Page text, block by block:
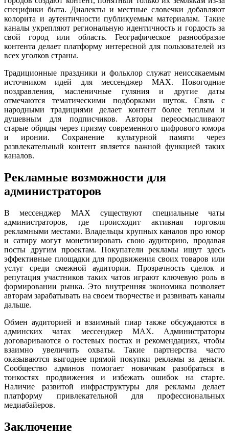
специфики быта. Диалекты и местные словечки добавляют
колорита и аутентичности публикуемым материалам. Такие
каналы укрепляют региональную идентичность и гордость за
свой город или область. Географическое разнообразие
контента делает платформу интересной для пользователей из
всех уголков страны.
Традиционные праздники и фольклор служат неиссякаемым
источником идей для мессенджер MAX. Новогодние
поздравления, масленичные гуляния и другие даты
отмечаются тематическими подборками шуток. Связь с
народными традициями делает контент более теплым и
душевным для подписчиков. Авторы переосмысливают
старые обряды через призму современного цифрового юмора
и иронии. Сохранение культурной памяти через
развлекательный контент является важной функцией таких
каналов.
Рекламные возможности для
администраторов
В мессенджер MAX существуют специальные чаты
администраторов, где происходит активная торговля
рекламными местами. Владельцы крупных каналов про юмор
и сатиру могут монетизировать свою аудиторию, продавая
посты другим проектам. Покупатели рекламы ищут здесь
эффективные площадки для продвижения своих товаров или
услуг среди смежной аудитории. Прозрачность сделок и
репутация участников таких чатов играют ключевую роль в
формировании рынка. Это внутренняя экономика позволяет
авторам зарабатывать на своем творчестве и развивать каналы
дальше.
Обмен аудиторией и взаимный пиар также обсуждаются в
админских чатах мессенджер MAX. Администраторы
договариваются о гостевых постах и рекомендациях, чтобы
взаимно увеличить охваты. Такие партнерства часто
оказываются выгоднее прямой покупки рекламы за деньги.
Сообщество админов помогает новичкам разобраться в
тонкостях продвижения и избежать ошибок на старте.
Наличие развитой инфраструктуры для рекламы делает
платформу привлекательной для профессиональных
медиабайеров.
Заключение